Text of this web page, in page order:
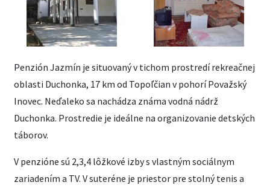
Penzión Jazmín je situovaný v tichom prostredí rekreačnej
oblasti Duchonka, 17 km od Topoľčian v pohorí Považský
Inovec. Neďaleko sa nachádza známa vodná nádrž
Duchonka. Prostredie je ideálne na organizovanie detských
táborov.
V penzióne sú 2,3,4 lôžkové izby s vlastným sociálnym
zariadením a TV. V suteréne je priestor pre stolný tenis a